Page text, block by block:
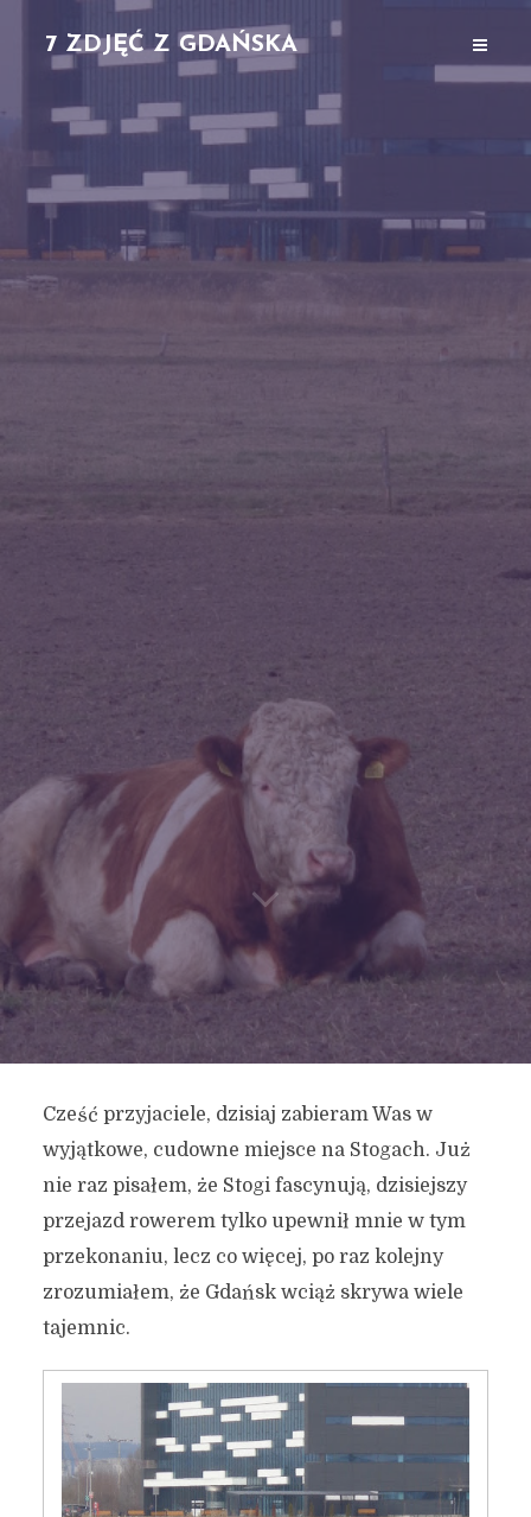
7 ZDJĘĆ Z GDAŃSKA
Cześć przyjaciele, dzisiaj zabieram Was w
wyjątkowe, cudowne miejsce na Stogach. Już
nie raz pisałem, że Stogi fascynują, dzisiejszy
przejazd rowerem tylko upewnił mnie w tym
przekonaniu, lecz co więcej, po raz kolejny
zrozumiałem, że Gdańsk wciąż skrywa wiele
tajemnic.